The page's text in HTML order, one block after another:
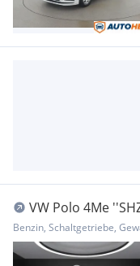
VW Polo 4Me
Benzin, Schaltgetriebe,